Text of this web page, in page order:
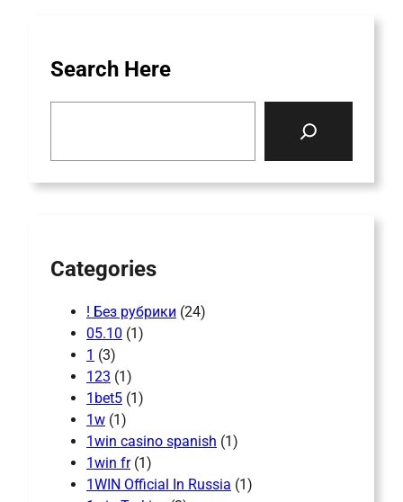
Search Here
Categories
! Без рубрики (24)
05.10 (1)
1 (3)
123 (1)
1bet5 (1)
1w (1)
1win casino spanish (1)
1win fr(1)
1WIN Official In Russia (1)